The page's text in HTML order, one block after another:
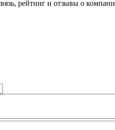
рейтинг и отзывы о